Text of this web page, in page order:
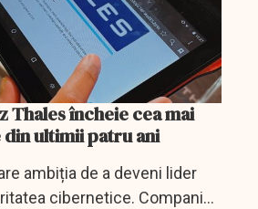
Thales încheie cea mai
ultimii patru ani
ambiția de a deveni lider
cibernetice. Compania